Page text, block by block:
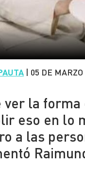
| 05 DE
ver la
eso en lo
a las